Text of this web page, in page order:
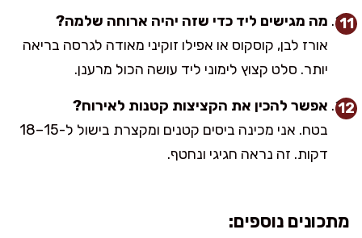
מה מגישים ליד כדי שזה יהיה ארוחה שלמה?
אורז לבן, קוסקוס או אפילו זוקיני מאודה לגרסה בריאה
יותר. סלט קצוץ לימוני ליד עושה הכול מרענן.
אפשר להכין את הקציצות קטנות לאירוח?
בטח. אני מכינה ביסים קטנים ומקצרת בישול ל-15–18
דקות. זה נראה חגיגי ונחטף.
מתכונים נוספים: